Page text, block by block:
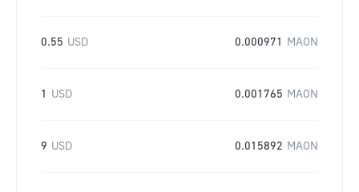
0.55 USD 0.000971 MAON
1 USD 0.001765 MAON
9 USD 0.015892 MAON